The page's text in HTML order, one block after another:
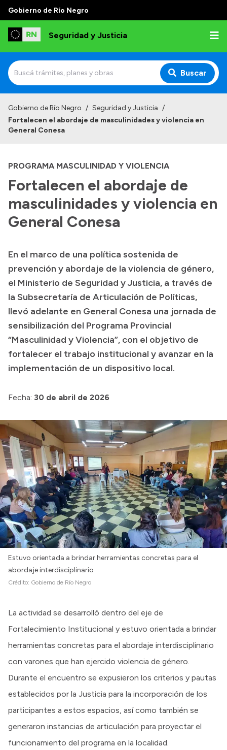
Gobierno de Río Negro
Seguridad y Justicia
Buscar
Institucional
Autoridades
Delegaciones
Normativa
Presupuesto
Boletín Oficial
Compras y licitaciones
Consulta de expedientes
Consulta de pago a proveedores
Convocatorias
Gobierno de Río Negro / Seguridad y Justicia /
Fortalecen el abordaje de masculinidades y violencia en
General Conesa
PROGRAMA MASCULINIDAD Y VIOLENCIA
Fortalecen el abordaje de
masculinidades y violencia en
General Conesa
En el marco de una política sostenida de
prevención y abordaje de la violencia de género,
el Ministerio de Seguridad y Justicia, a través de
la Subsecretaría de Articulación de Políticas,
llevó adelante en General Conesa una jornada de
sensibilización del Programa Provincial
“Masculinidad y Violencia”, con el objetivo de
fortalecer el trabajo institucional y avanzar en la
implementación de un dispositivo local.
Fecha: 30 de abril de 2026
Estuvo orientada a brindar herramientas concretas para el
abordaje interdisciplinario
Crédito: Gobierno de Río Negro
La actividad se desarrolló dentro del eje de
Fortalecimiento Institucional y estuvo orientada a brindar
herramientas concretas para el abordaje interdisciplinario
con varones que han ejercido violencia de género.
Durante el encuentro se expusieron los criterios y pautas
establecidos por la Justicia para la incorporación de los
participantes a estos espacios, así como también se
generaron instancias de articulación para proyectar el
funcionamiento del programa en la localidad.